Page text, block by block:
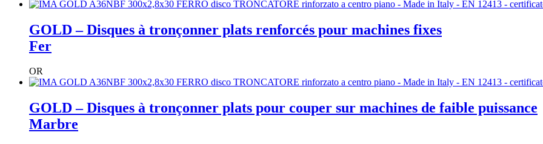
GOLD – Disques à tronçonner plats renforcés pour machines fixes
Fer
OR
GOLD – Disques à tronçonner plats pour couper sur machines de faible puissance
Marbre